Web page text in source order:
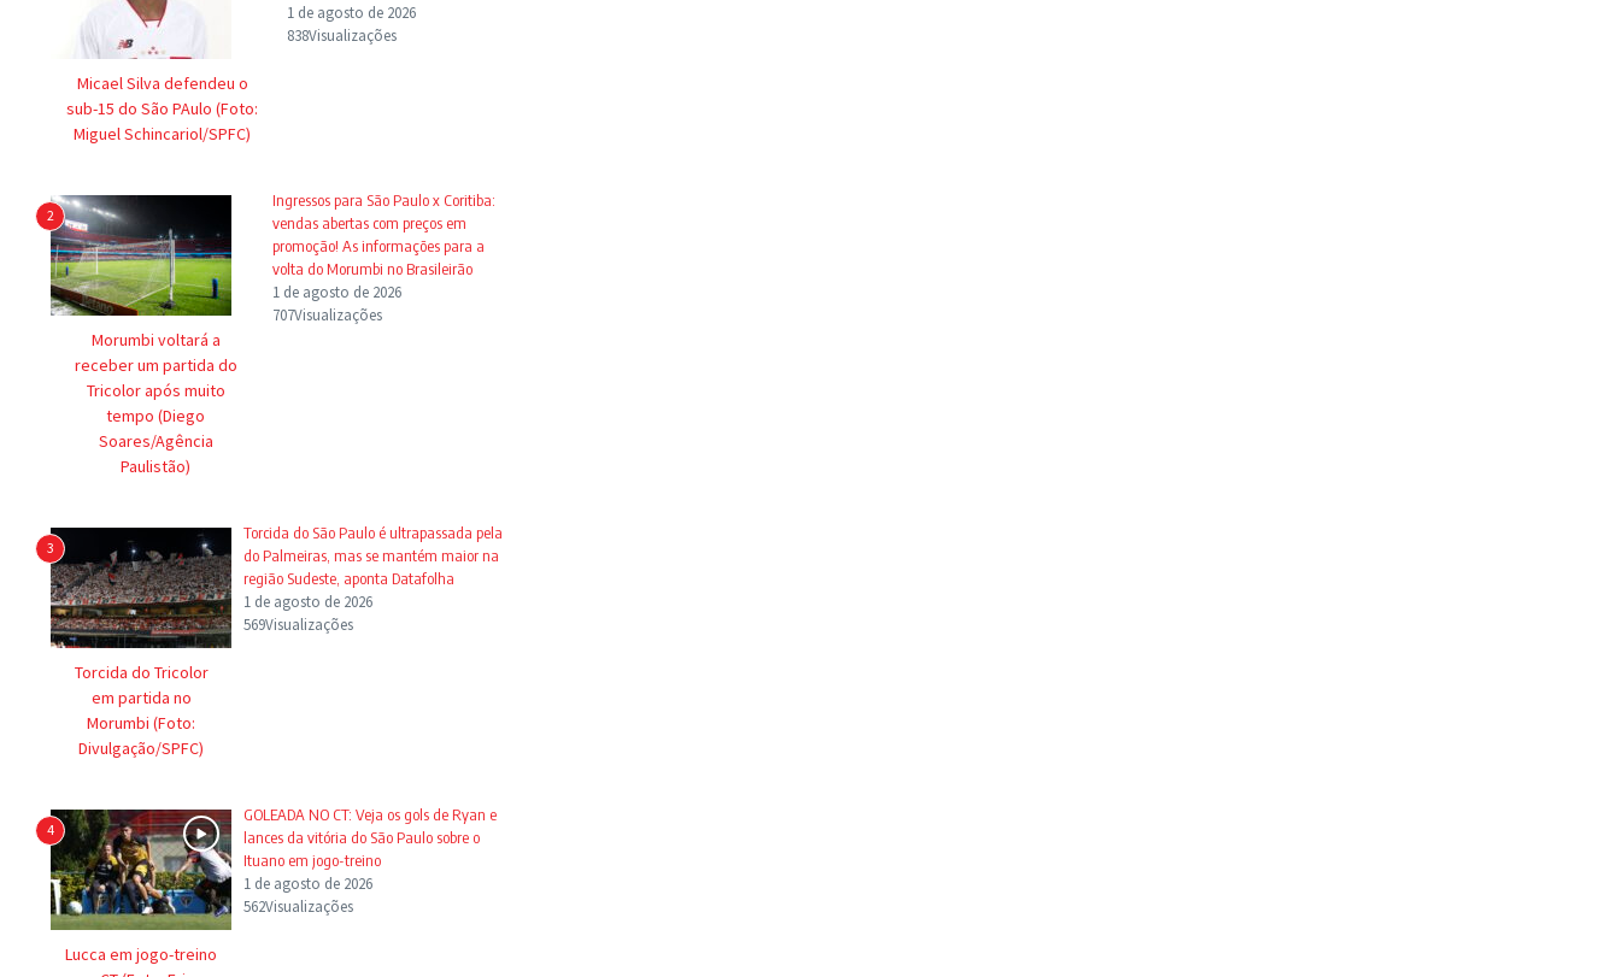
Micael Silva defendeu o
sub-15 do São PAulo (Foto:
Miguel Schincariol/SPFC)
1 de agosto de 2026
838Visualizações
2
Morumbi voltará a
receber um partida do
Tricolor após muito
tempo (Diego
Soares/Agência
Paulistão)
Ingressos para São Paulo x Coritiba:
vendas abertas com preços em
promoção! As informações para a
volta do Morumbi no Brasileirão
1 de agosto de 2026
707Visualizações
3
Torcida do Tricolor
em partida no
Morumbi (Foto:
Divulgação/SPFC)
Torcida do São Paulo é ultrapassada pela
do Palmeiras, mas se mantém maior na
região Sudeste, aponta Datafolha
1 de agosto de 2026
569Visualizações
4
Lucca em jogo-treino
GOLEADA NO CT: Veja os gols de Ryan e
lances da vitória do São Paulo sobre o
Ituano em jogo-treino
1 de agosto de 2026
562Visualizações